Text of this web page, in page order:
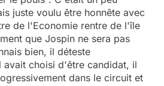
juste voulu être honnête avec
de l'Economie rentre de l'île
que Jospin ne sera pas
bien, il déteste
choisi d'être candidat, il
dans le circuit et